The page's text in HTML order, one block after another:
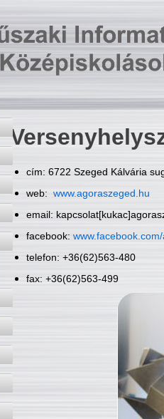
cím: 6722 Szeged Kálvária
web: www.agoraszeged.hu
email:
facebook:
telefon: +36(62)563-480
fax: +36(62)563-499